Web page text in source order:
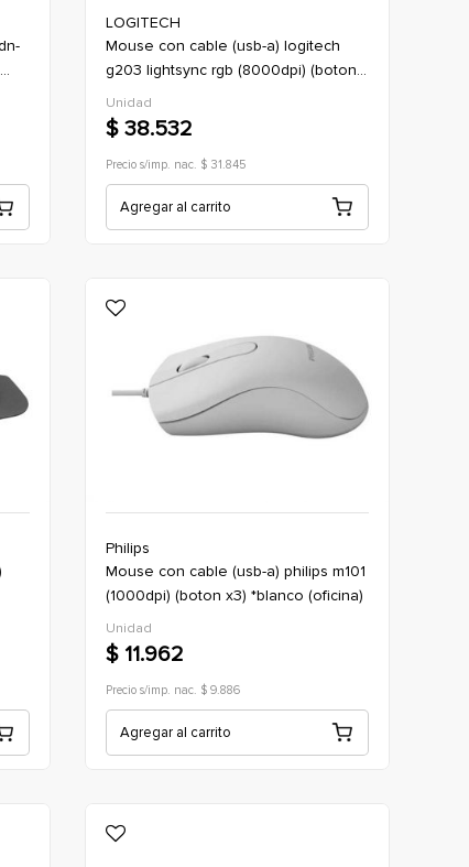
LOGITECH
mouse con cable (usb-a) logitech
g203 lightsync rgb (8000dpi) (boton
x6) *blanco (gaming)
Unidad
$ 38.532
Precio s/imp. nac. $ 31.845
Agregar al carrito
Philips
mouse con cable (usb-a) philips m101
(1000dpi) (boton x3) *blanco (oficina)
Unidad
$ 11.962
Precio s/imp. nac. $ 9.886
Agregar al carrito